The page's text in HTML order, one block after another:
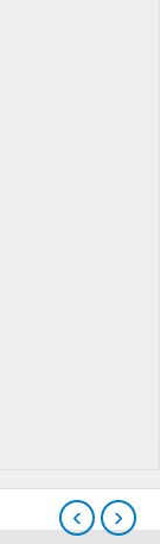
‹ ›